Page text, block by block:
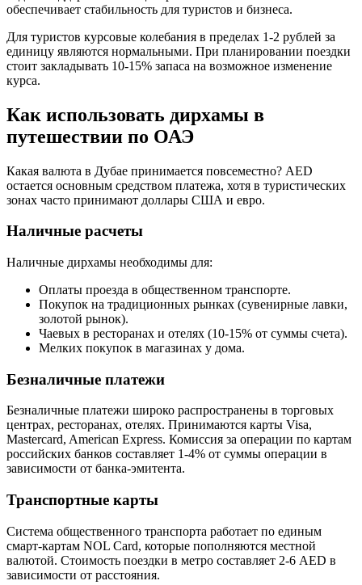
обеспечивает стабильность для туристов и бизнеса.
Для туристов курсовые колебания в пределах 1-2 рублей за
единицу являются нормальными. При планировании поездки
стоит закладывать 10-15% запаса на возможное изменение
курса.
Как использовать дирхамы в
путешествии по ОАЭ
Какая валюта в Дубае принимается повсеместно? AED
остается основным средством платежа, хотя в туристических
зонах часто принимают доллары США и евро.
Наличные расчеты
Наличные дирхамы необходимы для:
Оплаты проезда в общественном транспорте.
Покупок на традиционных рынках (сувенирные лавки,
золотой рынок).
Чаевых в ресторанах и отелях (10-15% от суммы счета).
Мелких покупок в магазинах у дома.
Безналичные платежи
Безналичные платежи широко распространены в торговых
центрах, ресторанах, отелях. Принимаются карты Visa,
Mastercard, American Express. Комиссия за операции по картам
российских банков составляет 1-4% от суммы операции в
зависимости от банка-эмитента.
Транспортные карты
Система общественного транспорта работает по единым
смарт-картам NOL Card, которые пополняются местной
валютой. Стоимость поездки в метро составляет 2-6 AED в
зависимости от расстояния.